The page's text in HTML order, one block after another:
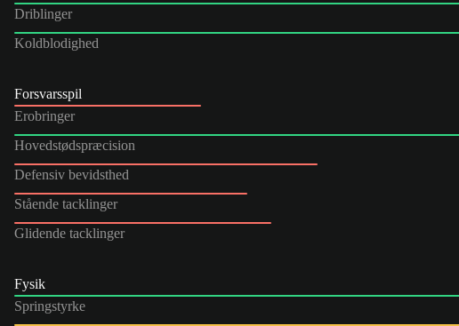
Driblinger
Koldblodighed
Forsvarsspil
Erobringer
Hovedstødspræcision
Defensiv bevidsthed
Stående tacklinger
Glidende tacklinger
Fysik
Springstyrke